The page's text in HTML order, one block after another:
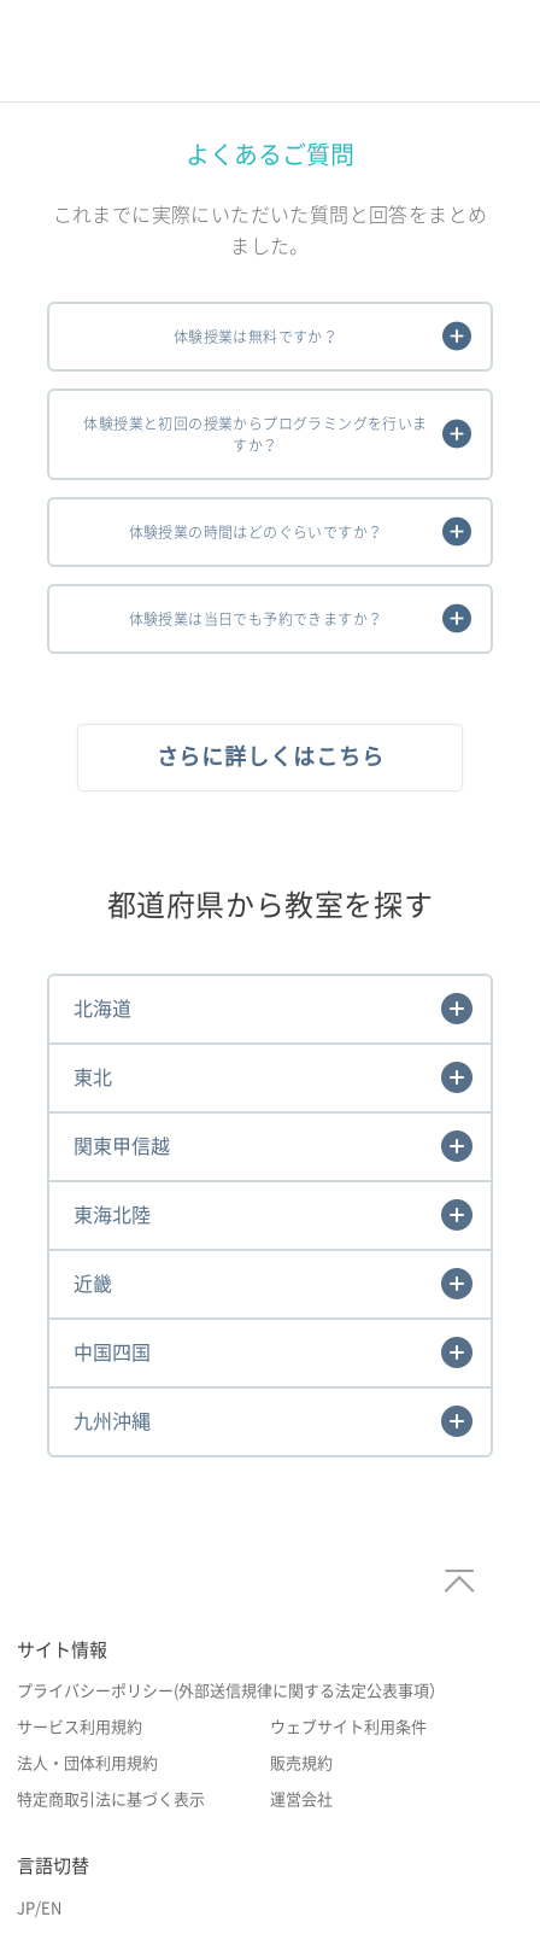
よくあるご質問
これまでに実際にいただいた質問と回答をまとめ
ました。
体験授業は無料ですか？
体験授業と初回の授業からプログラミングを行いま
すか？
体験授業の時間はどのぐらいですか？
体験授業は当日でも予約できますか？
さらに詳しくはこちら
都道府県から教室を探す
北海道
東北
関東甲信越
東海北陸
近畿
中国四国
九州沖縄
サイト情報
プライバシーポリシー(外部送信規律に関する法定公表事項）
サービス利用規約 ウェブサイト利用条件
法人・団体利用規約 販売規約
特定商取引法に基づく表示 運営会社
言語切替
JP/EN